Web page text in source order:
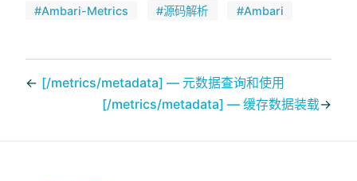
#Ambari-Metrics #源码解析 #Ambari
← [/metrics/metadata] — 元数据查询和使用
[/metrics/metadata] — 缓存数据装载→